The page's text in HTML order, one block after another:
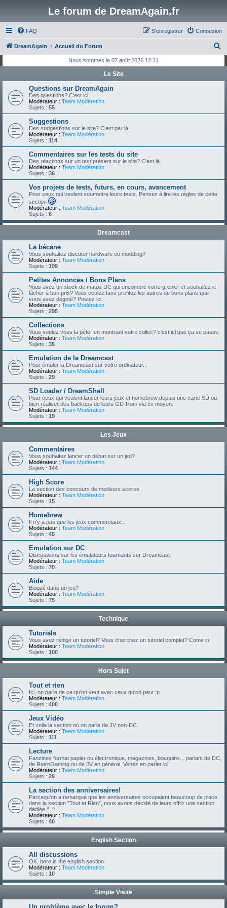
Le forum de DreamAgain.fr
FAQ Connexion
S’enregistrer
DreamAgain Accueil du Forum
h
Nous sommes le 07 août 2026 12:31
Le Site
Questions sur DreamAgain
Des questions? C'est ici.
Modérateur : Team Modération
Sujets : 55
Suggestions
Des suggestions sur le site? C'est par là.
Modérateur : Team Modération
Sujets : 114
Commentaires sur les tests du site
Des réactions sur un test présent sur le site? C'est là.
Modérateur : Team Modération
Sujets : 36
Vos projets de tests, futurs, en cours, avancement
Pour ceux qui veulent soumettre leurs tests. Pensez à lire les règles de cette
section
Modérateur : Team Modération
Sujets : 6
Dreamcast
La bécane
Vous souhaitez discuter hardware ou modding?
Modérateur : Team Modération
Sujets : 199
Petites Annonces / Bons Plans
Vous avez un stock de matos DC qui encombre votre grenier et souhaitez le
lâcher à bon prix? Vous voulez faire profitez les autres de bons plans que
vous avez dégoté? Postez ici.
Modérateur : Team Modération
Sujets : 295
Collections
Vous voulez vous la péter en montrant votre collec? c'est ici que ça se passe.
Modérateur : Team Modération
Sujets : 35
Emulation de la Dreamcast
Pour émuler la Dreamcast sur votre ordinateur...
Modérateur : Team Modération
Sujets : 29
SD Loader / DreamShell
Pour ceux qui veulent lancer leurs jeux et homebrew depuis une carte SD ou
bien réaliser des backups de leurs GD-Rom via ce moyen.
Modérateur : Team Modération
Sujets : 19
Les Jeux
Commentaires
Vous souhaitez lancer un débat sur un jeu?
Modérateur : Team Modération
Sujets : 144
High Score
La section des concours de meilleurs scores.
Modérateur : Team Modération
Sujets : 15
Homebrew
Il n'y a pas que les jeux commerciaux...
Modérateur : Team Modération
Sujets : 45
Emulation sur DC
Discussions sur les émulateurs tournants sur Dreamcast.
Modérateur : Team Modération
Sujets : 70
Aide
Bloqué dans un jeu?
Modérateur : Team Modération
Sujets : 75
Technique
Tutoriels
Vous avez rédigé un tutoriel? Vous cherchez un tutoriel complet? Come in!
Modérateur : Team Modération
Sujets : 100
Hors Sujet
Tout et rien
Ici, on parle de ce qu'on veut avec ceux qu'on peut ;p
Modérateur : Team Modération
Sujets : 400
Jeux Vidéo
Et voila la section où on parle de JV non-DC.
Modérateur : Team Modération
Sujets : 111
Lecture
Fanzines format papier ou électronique, magazines, bouquins... parlant de DC,
de RetroGaming ou de JV en général. Venez en parler ici.
Modérateur : Team Modération
Sujets : 29
La section des anniversaires!
Parcequ'on a remarqué que les anniversaires occupaient beaucoup de place
dans la section "Tout et Rien", nous avons décidé de leurs offrir une section
dédiée ^_^
Modérateur : Team Modération
Sujets : 48
English Section
All discussions
OK, here is the english section.
Modérateur : Team Modération
Sujets : 10
Simple Visite